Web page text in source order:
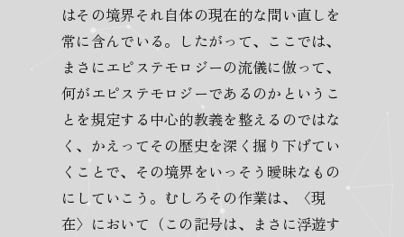
はその境界それ自体の現在的な問い直しを
常に含んでいる。したがって、ここでは、
まさにエピステモロジーの流儀に倣って、
何がエピステモロジーであるのかというこ
とを規定する中心的教義を整えるのではな
く、かえってその歴史を深く掘り下げてい
くことで、その境界をいっそう曖昧なもの
にしていこう。むしろその作業は、〈現
在〉において（この記号は、まさに浮遊す